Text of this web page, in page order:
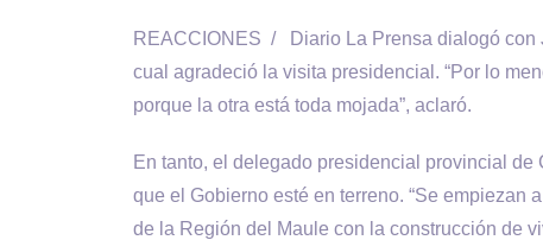
REACCIONES / Diario La Prensa dialogó con
cual agradeció la visita presidencial. “Por lo
porque la otra está toda mojada”, aclaró.
En tanto, el delegado presidencial provincial
que el Gobierno esté en terreno. “Se empiezan
de la Región del Maule con la construcción de